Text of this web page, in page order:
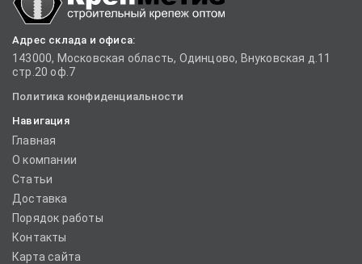
Адрес склада и офиса:
143000, Московская область, Одинцово, Внуковская д.11
стр.20 оф.7
Политика конфиденциальности
Навигация
Главная
О компании
Статьи
Доставка
Порядок работы
Контакты
Карта сайта